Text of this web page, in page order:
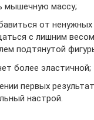
мышечную массу;
от ненужных
с лишним
подтянутой
более эластичной;
первых
настрой.